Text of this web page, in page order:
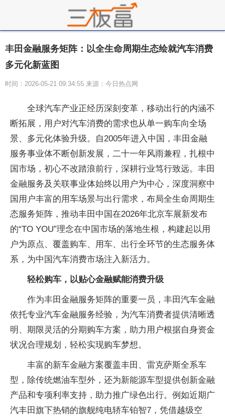
丰田金融服务矩阵：以全生命周期生态绘就汽车消费
多元化新蓝图
时间：2026-05-21 09:34:55 来源：今日热点网
全球汽车产业正经历深刻变革，移动出行的内涵不
断拓展，用户对汽车消费的需求也从单一购车向全场
景、多元化体验升级。自2005年进入中国，丰田金融
服务事业体不断创新发展，二十一年风雨兼程，扎根中
国市场，初心不改踏浪前行，深耕行业笃行致远。丰田
金融服务及关联事业体始终以用户为中心，深度洞察中
国用户丰富的用车场景与出行需求，布局全生命周期生
态服务矩阵，推动丰田中国在2026年北京车展新发布
的“TO YOU”理念在中国市场的落地生根，构建起以用
户为原点、覆盖购车、用车、出行全环节的生态服务体
系，为中国汽车消费市场注入新活力。
轻松购车，以贴心金融赋能消费升级
作为丰田金融服务矩阵的重要一员，丰田汽车金融
依托专业汽车金融服务经验，为汽车消费者提供清晰透
明、期限灵活的分期购车方案，助力用户根据自身资金
状况合理规划，轻松实现购车梦想。
丰富的新车金融方案覆盖丰田、雷克萨斯全系车
型，除传统燃油车型外，还为新能源车型提供创新金融
产品和专项利率支持，助力推广绿色出行。例如近期广
汽丰田旗下热销的旗舰纯电轿车铂智7，凭借越级空